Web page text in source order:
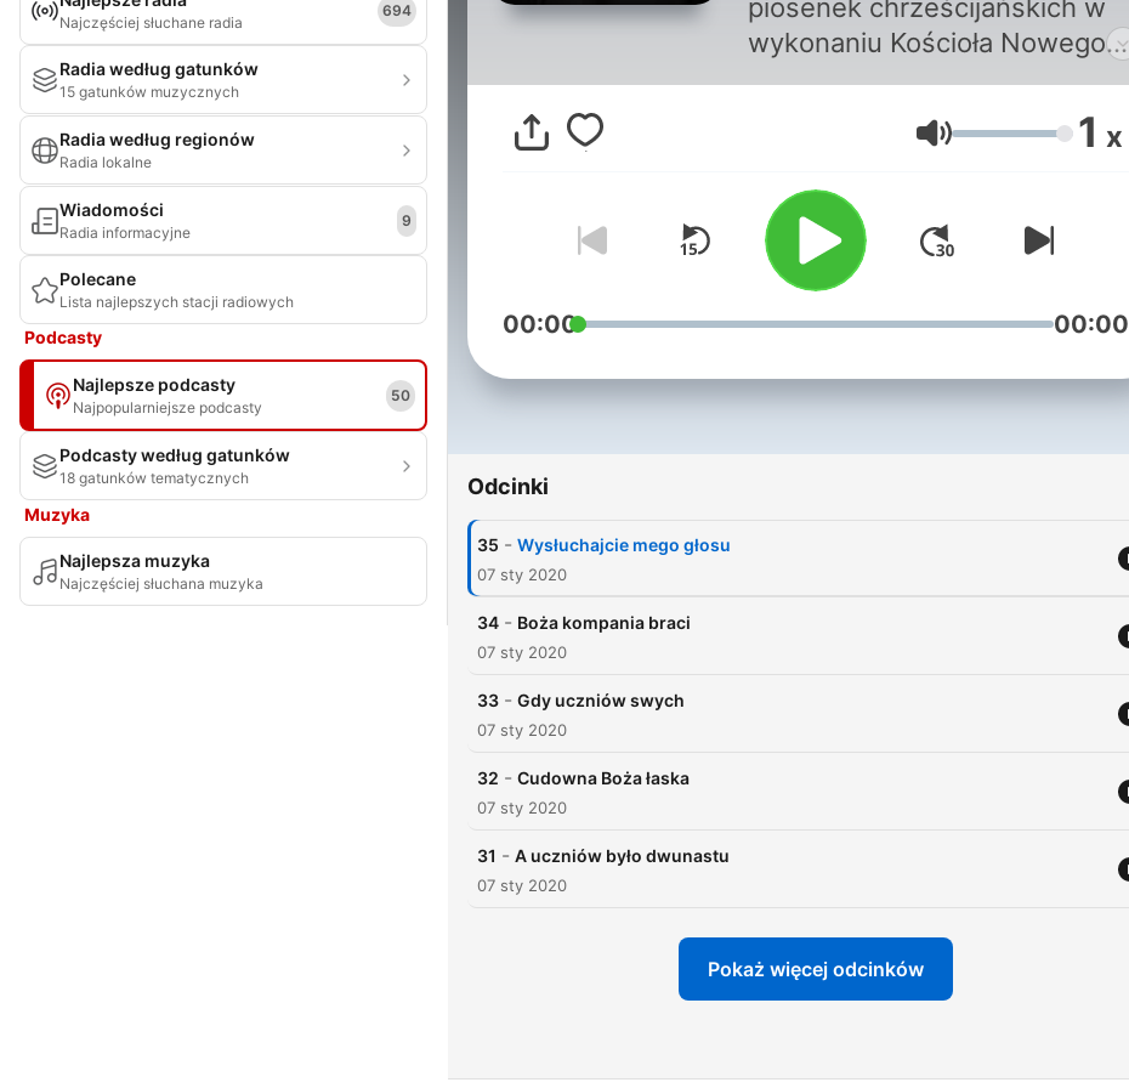
Najczęściej słuchane radia
694
Radia według gatunków
15 gatunków muzycznych
Radia według regionów
Radia lokalne
Wiadomości
Radia informacyjne
9
Polecane
Lista najlepszych stacji radiowych
Podcasty
Najlepsze podcasty
Najpopularniejsze podcasty
50
Podcasty według gatunków
18 gatunków tematycznych
Muzyka
Najlepsza muzyka
Najczęściej słuchana muzyka
piosenek chrześcijańskich w
wykonaniu Kościoła Nowego
Przymierza w Lublinie!
Głośność 1 x
00:00 00:00
Odcinki
35 - Wysłuchajcie mego głosu
07 sty 2020
34 - Boża kompania braci
07 sty 2020
33 - Gdy uczniów swych
07 sty 2020
32 - Cudowna Boża łaska
07 sty 2020
31 - A uczniów było dwunastu
07 sty 2020
Pokaż więcej odcinków